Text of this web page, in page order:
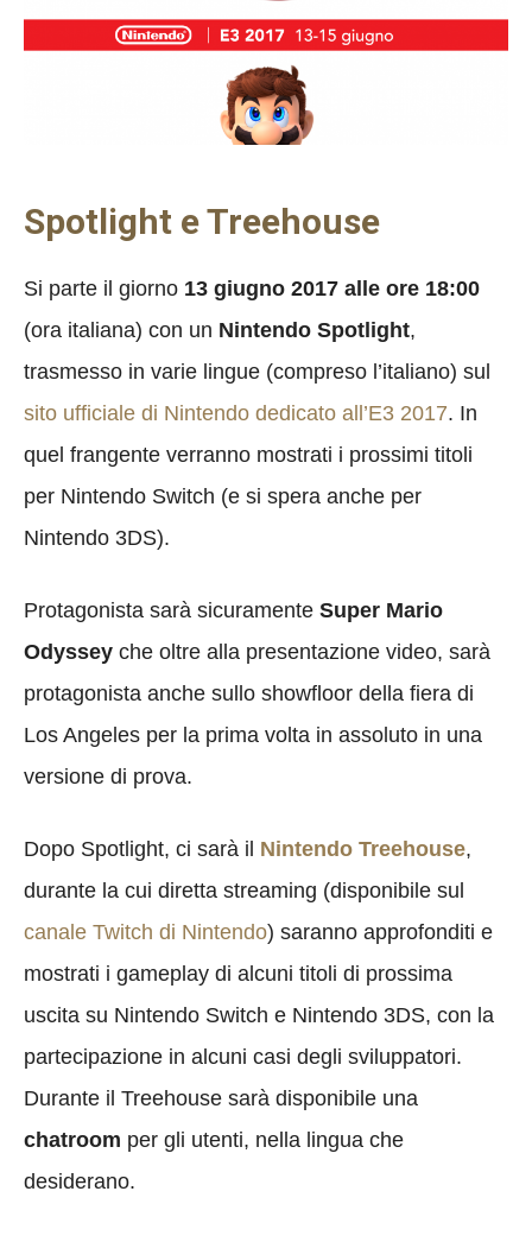
Spotlight e Treehouse
Si parte il giorno 13 giugno 2017 alle ore 18:00
(ora italiana) con un Nintendo Spotlight,
trasmesso in varie lingue (compreso l’italiano) sul
sito ufficiale di Nintendo dedicato all’E3 2017. In
quel frangente verranno mostrati i prossimi titoli
per Nintendo Switch (e si spera anche per
Nintendo 3DS).
Protagonista sarà sicuramente Super Mario
Odyssey che oltre alla presentazione video, sarà
protagonista anche sullo showfloor della fiera di
Los Angeles per la prima volta in assoluto in una
versione di prova.
Dopo Spotlight, ci sarà il Nintendo Treehouse,
durante la cui diretta streaming (disponibile sul
canale Twitch di Nintendo) saranno approfonditi e
mostrati i gameplay di alcuni titoli di prossima
uscita su Nintendo Switch e Nintendo 3DS, con la
partecipazione in alcuni casi degli sviluppatori.
Durante il Treehouse sarà disponibile una
chatroom per gli utenti, nella lingua che
desiderano.